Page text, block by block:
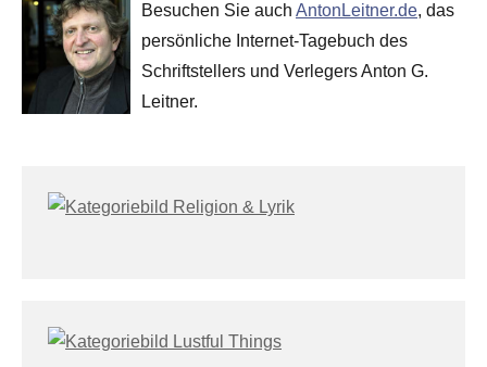
Besuchen Sie auch AntonLeitner.de, das
persönliche Internet-Tagebuch des
Schriftstellers und Verlegers Anton G.
Leitner.